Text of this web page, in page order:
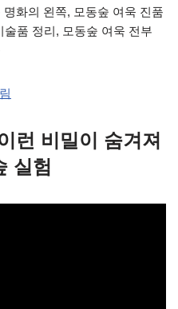
화의 왼쪽, 모동숲 여욱 진품
품 정리, 모동숲 여욱 전부
런 비밀이 숨겨져
실험